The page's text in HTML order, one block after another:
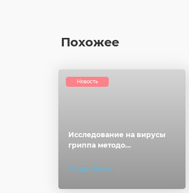
Похожее
Исследование на вирусы
гриппа методо...
Подробнее
Новость